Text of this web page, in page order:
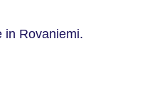
in Rovaniemi.